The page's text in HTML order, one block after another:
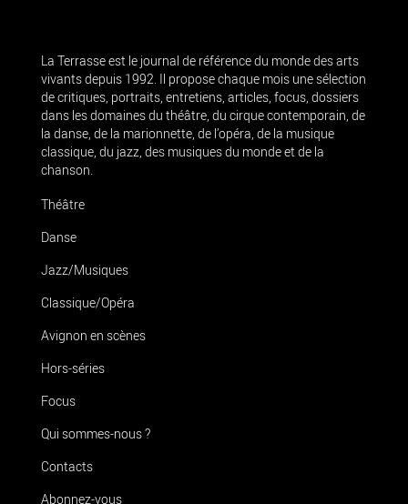
La Terrasse est le journal de référence du monde des arts
vivants depuis 1992. Il propose chaque mois une sélection
de critiques, portraits, entretiens, articles, focus, dossiers
dans les domaines du théâtre, du cirque contemporain, de
la danse, de la marionnette, de l’opéra, de la musique
classique, du jazz, des musiques du monde et de la
chanson.
Théâtre
Danse
Jazz/Musiques
Classique/Opéra
Avignon en scènes
Hors-séries
Focus
Qui sommes-nous ?
Contacts
Abonnez-vous